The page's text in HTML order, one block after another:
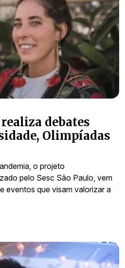
debates
Olimpíadas
o projeto
pelo Sesc São Paulo, vem
eventos que visam valorizar a